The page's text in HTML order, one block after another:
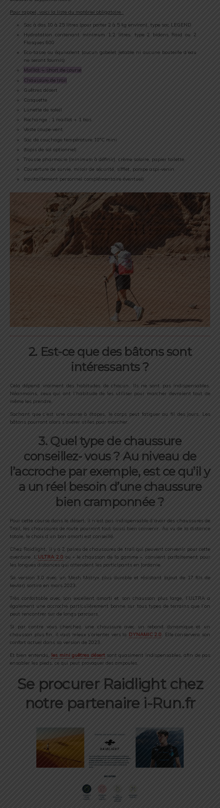
Pour rappel, voici la liste du matériel obligatoire :
Sac à dos 10 à 25 litres (pour porter 2 à 5 kg environ), type sac LEGEND
Hydratation contenant minimum 1,2 litres, type 2 bidons Raid ou 2
Flasques 600
Eco-tasse ou équivalent (aucun gobelet jetable ni aucune bouteille d’eau
ne seront fournis)
Maillot + short de course
Chaussure de trail
Guêtres désert
Casquette
Lunette de soleil
Rechange : 1 maillot + 1 bas
Veste coupe-vent
Sac de couchage température 10°C mini
(tapis de sol optionnel)
Trousse pharmacie (minimum à définir), crème solaire, papier toilette
Couverture de survie, miroir de sécurité, sifflet, pompe aspi-venin
(ravitaillement personnel complémentaire éventuel)
2. Est-ce que des bâtons sont
intéressants ?
Cela dépend vraiment des habitudes de chacun. Ils ne sont pas indispensables.
Néanmoins, ceux qui ont l’habitude de les utiliser pour marcher devraient tout de
même les prendre.
Sachant que c’est une course à étapes, le corps peut fatiguer au fil des jours. Les
bâtons pourront alors s’avérer utiles pour marcher.
3. Quel type de chaussure
conseillez- vous ? Au niveau de
l’accroche par exemple, est ce qu’il y
a un réel besoin d’une chaussure
bien cramponnée ?
Pour cette course dans le désert, il n’est pas indispensable d’avoir des chaussures de
Trail, les chaussures de route pourront tout aussi bien convenir. Au vu de la distance
totale, le choix d’un bon amorti est conseillé.
Chez Raidlight, il y a 2 paires de chaussures de trail qui peuvent convenir pour cette
aventure. L’ULTRA 2.0 ou « le chausson de la gamme », convient parfaitement pour
les longues distances qui attendent les participants en Jordanie.
Sa version 3.0 avec un Mesh Matryx plus durable et résistant (ajout de 17 fils de
kevlar) sortira en mars 2023.
Très confortable avec son excellent amorti et son chausson plus large, l’ULTRA a
également une accroche particulièrement bonne sur tous types de terrains que l’on
peut rencontrer sur de longs parcours.
Si par contre vous cherchez une chaussure avec un rebond dynamique et un
chausson plus fin, il vaut mieux s’orienter vers la DYNAMIC 2.0. Elle conservera son
confort actuel dans sa version de 2023.
Et bien entendu, les mini guêtres désertsont quasiment indispensables, afin de pas
ensabler les pieds, ce qui peut provoquer des ampoules.
Se procurer Raidlight chez
notre partenaire i-Run.fr